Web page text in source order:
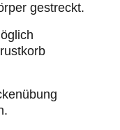
gestreckt.